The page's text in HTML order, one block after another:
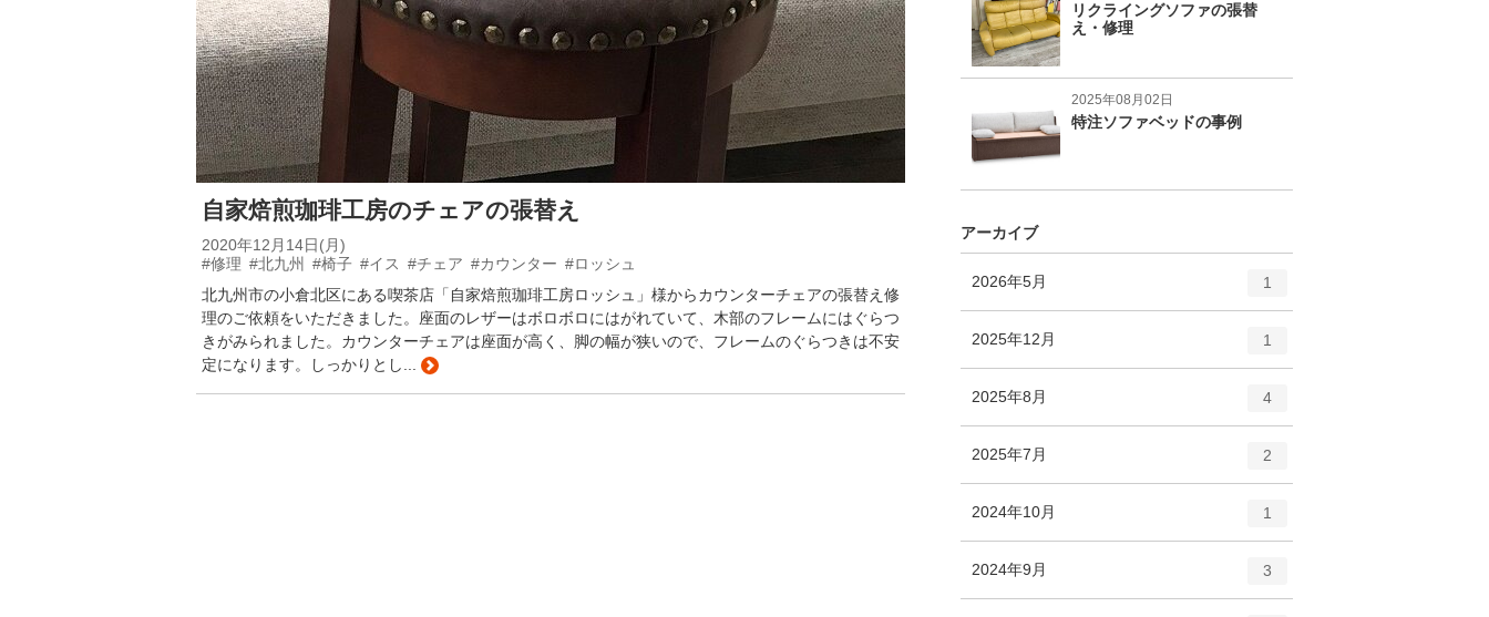
自家焙煎珈琲工房のチェアの張替え
2020年12月14日(月)
#修理 #北九州 #椅子 #イス #チェア #カウンター #ロッシュ
北九州市の小倉北区にある喫茶店「自家焙煎珈琲工房ロッシュ」様からカウンターチェアの張替え修
理のご依頼をいただきました。座面のレザーはボロボロにはがれていて、木部のフレームにはぐらつ
きがみられました。カウンターチェアは座面が高く、脚の幅が狭いので、フレームのぐらつきは不安
定になります。しっかりとし...
リクライングソファの張替
え・修理
2025年08月02日
特注ソファベッドの事例
アーカイブ
2026年5月
リ
ー
1
2025年12月
ー
1
2025年8月
ー
数
4
2025年7月
リ
ー
2
2024年10月
ー
1
2024年9月 3